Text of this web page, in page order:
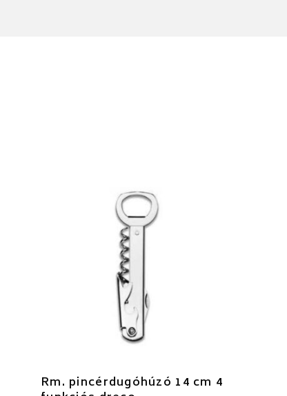
Rm. pincérdugóhúzó 14 cm 4